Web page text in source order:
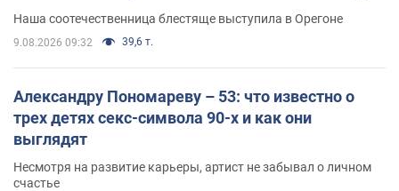
Наша соотечественница блестяще выступила в Орегоне
9.08.2026 09:32 39,6 т.
Александру Пономареву – 53: что известно о
трех детях секс-символа 90-х и как они
выглядят
Несмотря на развитие карьеры, артист не забывал о личном
счастье